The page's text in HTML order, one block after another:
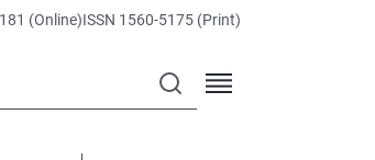
(Online)ISSN 1560-5175 (Print)